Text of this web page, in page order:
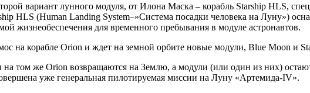
вариант лунного модуля, от Илона Маска – корабль Starship HLS,
HLS (Human Landing System–»Система посадки человека на Луну»)
жизнеобеспечения для временного пребывания в модуле астронавтов.
на корабле Orion и ждет на земной орбите новые модули, Blue Moon и
на том же Orion возвращаются на Землю, а модули (или один из них)
уже генеральная пилотируемая миссии на Луну «Артемида-IV».